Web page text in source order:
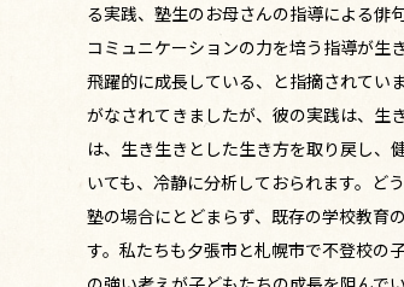
る実践、塾生のお母さんの指導による俳
コミュニケーションの力を培う指導が生
飛躍的に成長している、と指摘されてい
がなされてきましたが、彼の実践は、
は、生き生きとした生き方を取り戻し、
いても、冷静に分析しておられます。ど
塾の場合にとどまらず、既存の学校教育
す。私たちも夕張市と札幌市で不登校の